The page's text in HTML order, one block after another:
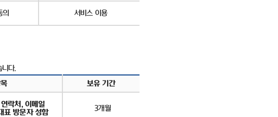
의 서비스 이용
니다.
보유 기간
연락처 , 이메일
표 방문자 성함 3개월